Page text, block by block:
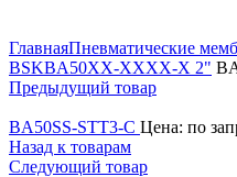
ГлавнаяПневматические
BSKBA50XX-XXXX-X 2"
Предыдущий товар
BA50SS-STT3-C Цена: по
Назад к товарам
Следующий товар